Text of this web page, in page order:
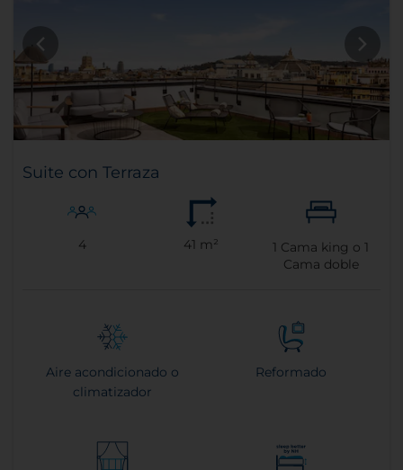
Suite con Terraza
4 41 m² 1 Cama king o1
Cama doble
Aire acondicionado o
climatizador
Reformado